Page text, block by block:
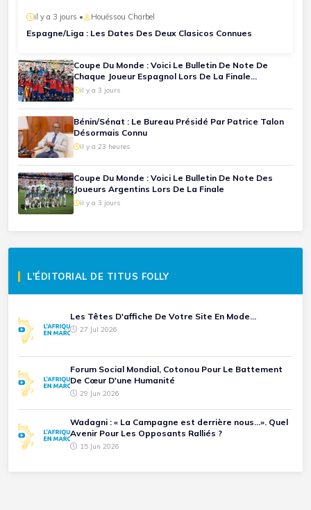
il y a 3 jours • Houéssou Charbel
Espagne/Liga : Les Dates Des Deux Clasicos Connues
Coupe Du Monde : Voici Le Bulletin De Note De
Chaque Joueur Espagnol Lors De La Finale
Espagne-Argentine
il y a 3 jours
Bénin/Sénat : Le Bureau Présidé Par Patrice Talon
Désormais Connu
il y a 23 heures
Coupe Du Monde : Voici Le Bulletin De Note Des
Joueurs Argentins Lors De La Finale
il y a 3 jours
L'ÉDITORIAL DE TITUS FOLLY
Les Têtes D'affiche De Votre Site En Mode...
27 Jul 2026
Forum Social Mondial, Cotonou Pour Le Battement
De Cœur D'une Humanité
29 Jun 2026
Wadagni : « La Campagne est derrière nous...». Quel
Avenir Pour Les Opposants Ralliés ?
15 Jun 2026